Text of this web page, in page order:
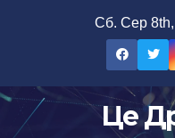
Сб. Сер
Це